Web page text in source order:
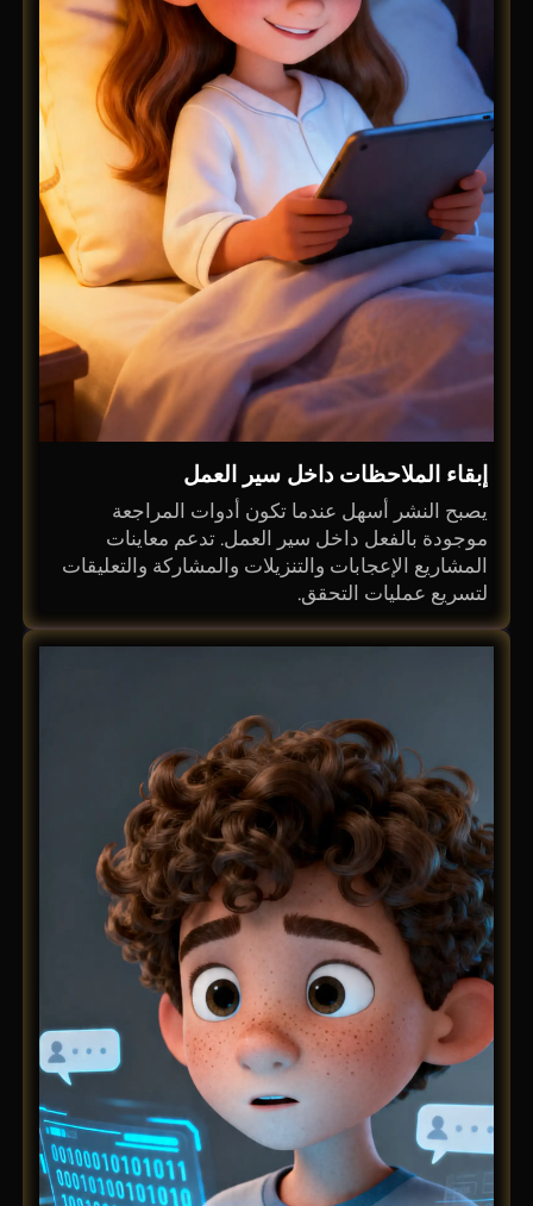
إبقاء الملاحظات داخل سير العمل
يصبح النشر أسهل عندما تكون أدوات المراجعة
موجودة بالفعل داخل سير العمل. تدعم معاينات
المشاريع الإعجابات والتنزيلات والمشاركة والتعليقات
لتسريع عمليات التحقق.